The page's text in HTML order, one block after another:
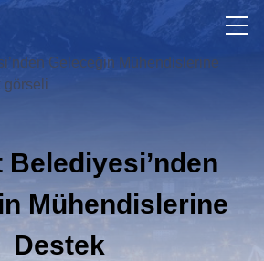
Belediyesi’nden
Mühendislerine
Destek